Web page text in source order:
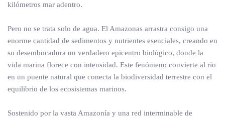
kilómetros mar adentro.
Pero no se trata solo de agua. El Amazonas arrastra consigo una
enorme cantidad de sedimentos y nutrientes esenciales, creando en
su desembocadura un verdadero epicentro biológico, donde la
vida marina florece con intensidad. Este fenómeno convierte al río
en un puente natural que conecta la biodiversidad terrestre con el
equilibrio de los ecosistemas marinos.
Sostenido por la vasta Amazonía y una red interminable de